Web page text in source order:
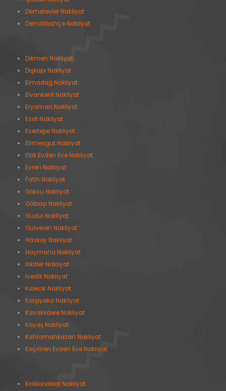
Demetevler Nakliyat
Demirlibahçe Nakliyat
Dikmen Nakliyat
Dışkapı Nakliyat
Elmadağ Nakliyat
Elvankent Nakliyat
Eryaman Nakliyat
Esat Nakliyat
Esertepe Nakliyat
Etimesgut Nakliyat
Etlik Evden Eve Nakliyat
Evren Nakliyat
Fatih Nakliyat
Göksu Nakliyat
Gölbaşı Nakliyat
Güdül Nakliyat
Gülveren Nakliyat
Hasköy Nakliyat
Haymana Nakliyat
İskitler Nakliyat
İvedik Nakliyat
Kalecik Nakliyat
Karşıyaka Nakliyat
Kavaklıdere Nakliyat
Kayaş Nakliyat
Kahramankazan Nakliyat
Keçiören Evden Eve Nakliyat
Kırkkonaklar Nakliyat